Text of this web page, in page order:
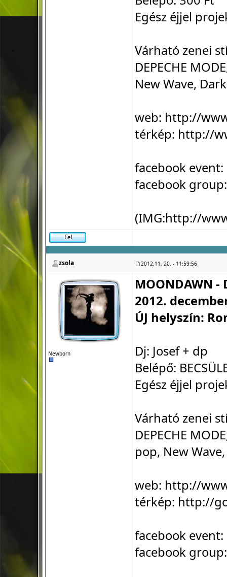
Egész éjjel
Várható zenei
DEPECHE
New Wave,
web: http://
térkép: http://
facebook event:
facebook
(IMG:http://
zsola 2012.11. 20. - 11:59:56
Newborn
MOONDAWN -
2012.
ÚJ helyszín:
Dj: Josef + dp
Belépő:
Egész éjjel
Várható zenei
DEPECHE
pop, New
web: http://
térkép: http://
facebook event:
facebook